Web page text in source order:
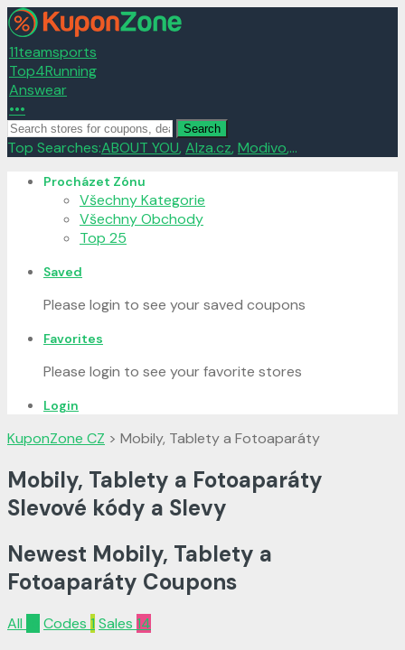
11teamsports
Top4Running
Answear
•••
Search
Top Searches:ABOUT YOU, Alza.cz, Modivo,...
Skip
Procházet Zónu
Všechny Kategorie
Všechny Obchody
Top 25
Saved
Please login to see your saved coupons
Favorites
Please login to see your favorite stores
Login
KuponZone CZ > Mobily, Tablety a Fotoaparáty
Mobily, Tablety a Fotoaparáty
Slevové kódy a Slevy
Newest Mobily, Tablety a
Fotoaparáty Coupons
All Codes 1 Sales 14